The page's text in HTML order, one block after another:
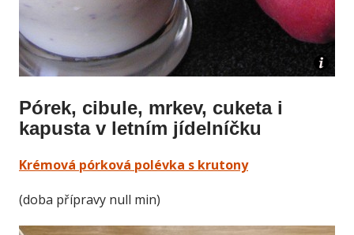
Pórek, cibule, mrkev, cuketa i
kapusta v letním jídelníčku
Krémová pórková polévka s krutony
(doba přípravy null min)